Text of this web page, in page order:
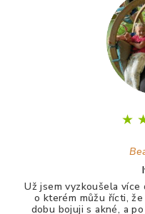
★
Už jsem vyzkoušela
o kterém můžu řícti,
dobu bojuji s akné, a